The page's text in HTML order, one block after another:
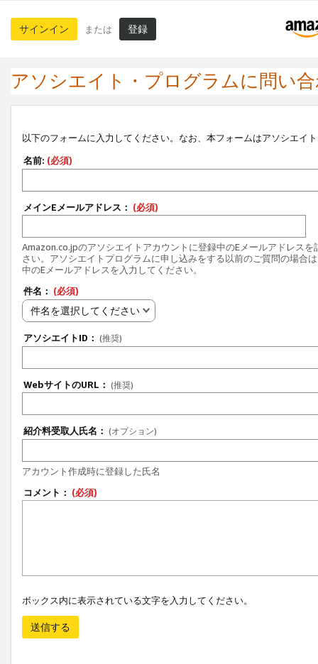
サインイン または 登録
アソシエイト・プログラムに問い
以下のフォームに入力してください。なお、本フォームはアソシエイ
名前: (必須)
メインEメールアドレス： (必須)
Amazon.co.jpのアソシエイトアカウントに登録中のEメールアドレスを
さい。アソシエイトプログラムに申し込みをする以前のご質問の場合
中のEメールアドレスを入力してください。
件名： (必須)
件名を選択してください
アソシエイトID： (推奨)
WebサイトのURL： (推奨)
紹介料受取人氏名： (オプション)
アカウント作成時に登録した氏名
コメント： (必須)
ボックス内に表示されている文字を入力してください。
送信する